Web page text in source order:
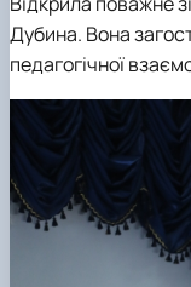
Дубина. Вона
педагогічної